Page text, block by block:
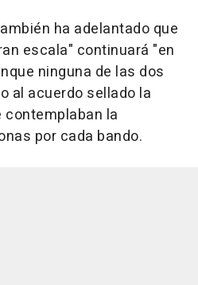
ha adelantado que
escala" continuará "en
ninguna de las dos
al acuerdo sellado la
contemplaban la
por cada bando.